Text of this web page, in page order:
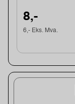
8,-
6,- Eks. Mva.